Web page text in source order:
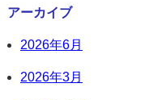
アーカイブ
2026年6月
2026年3月